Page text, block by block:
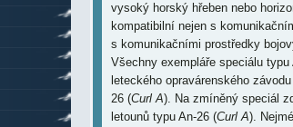
vysoký horský hřeben nebo
kompatibilní nejen s
s komunikačními prostředky
Všechny exempláře speciálu typu
leteckého opravárenského
26 (Curl A). Na zmíněný speciál
letounů typu An-26 (Curl A).